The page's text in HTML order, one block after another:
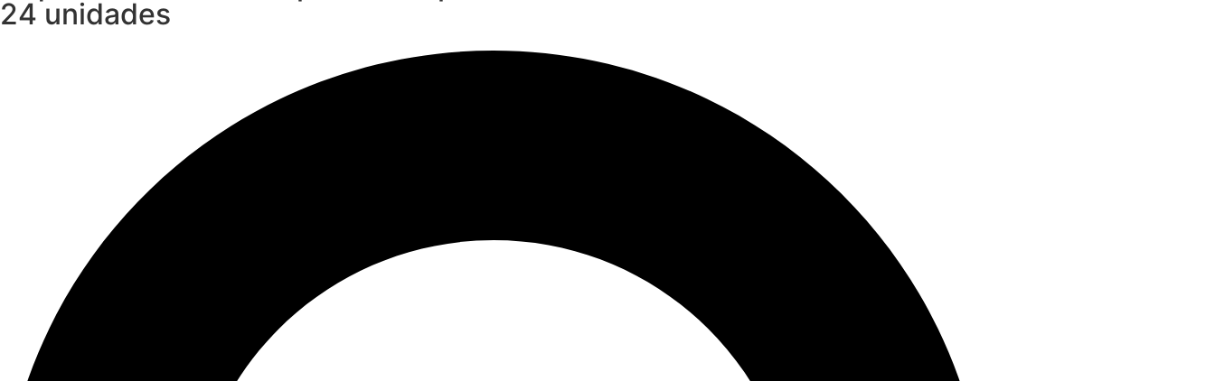
24 unidades